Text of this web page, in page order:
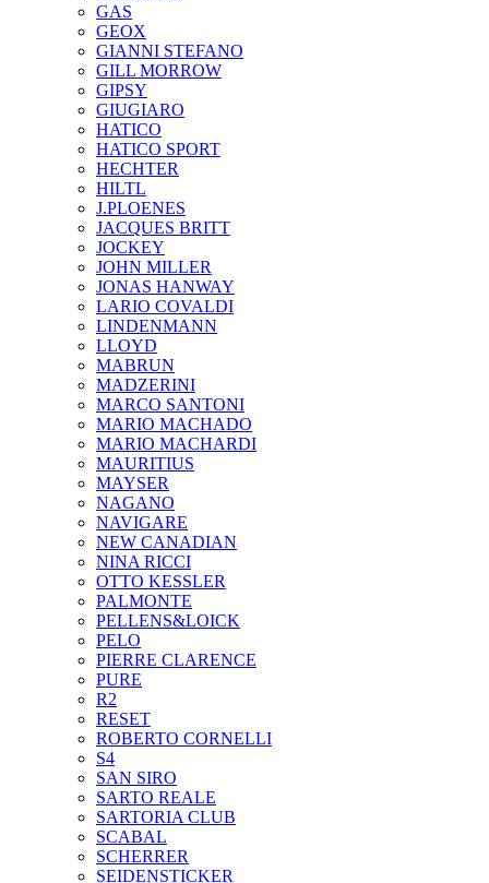
GAS
GEOX
GIANNI STEFANO
GILL MORROW
GIPSY
GIUGIARO
HATICO
HATICO SPORT
HECHTER
HILTL
J.PLOENES
JAСQUES BRITT
JOCKEY
JOHN MILLER
JONAS HANWAY
LARIO COVALDI
LINDENMANN
LLOYD
MABRUN
MADZERINI
MARCO SANTONI
MARIO MACHADO
MARIO MACHARDI
MAURITIUS
MAYSER
NAGANO
NAVIGARE
NEW CANADIAN
NINA RICCI
OTTO KESSLER
PALMONTE
PELLENS&LOICK
PELO
PIERRE CLARENCE
PURE
R2
RESET
ROBERTO CORNELLI
S4
SAN SIRO
SARTO REALE
SARTORIA CLUB
SCABAL
SCHERRER
SEIDENSTICKER